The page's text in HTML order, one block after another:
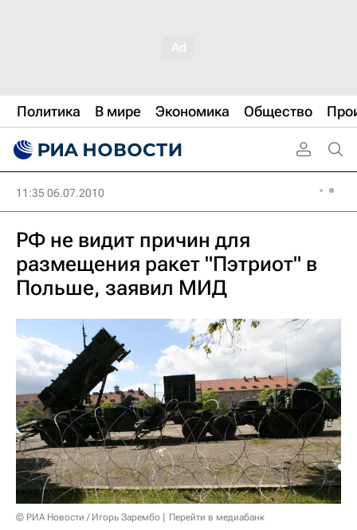
Политика В мире Экономика Общество
11:35 06.07.2010
РФ не видит причин для
размещения ракет "Пэтриот" в
Польше, заявил МИД
© РИА Новости / Игорь Зарембо Перейти в медиабанк